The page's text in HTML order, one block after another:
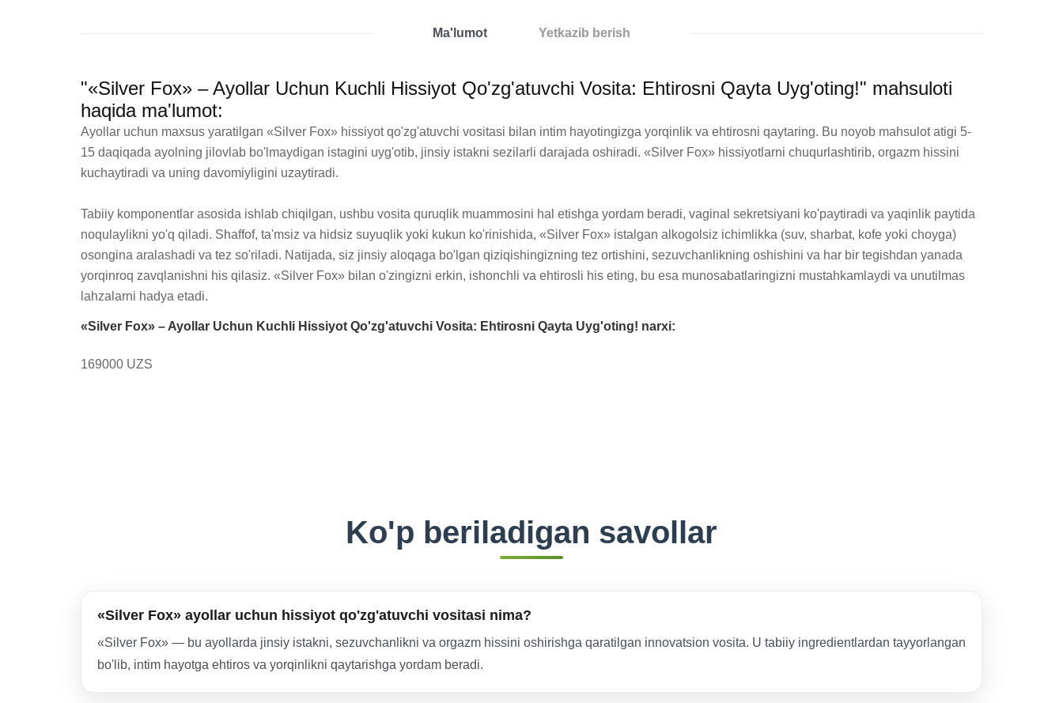
Ma'lumot Yetkazib berish
"«Silver Fox» – Ayollar Uchun Kuchli Hissiyot Qo'zg'atuvchi Vosita: Ehtirosni Qayta Uyg'oting!" mahsuloti
haqida ma'lumot:
Ayollar uchun maxsus yaratilgan «Silver Fox» hissiyot qo'zg'atuvchi vositasi bilan intim hayotingizga yorqinlik va ehtirosni qaytaring. Bu noyob mahsulot atigi 5-
15 daqiqada ayolning jilovlab bo'lmaydigan istagini uyg'otib, jinsiy istakni sezilarli darajada oshiradi. «Silver Fox» hissiyotlarni chuqurlashtirib, orgazm hissini
kuchaytiradi va uning davomiyligini uzaytiradi.
Tabiiy komponentlar asosida ishlab chiqilgan, ushbu vosita quruqlik muammosini hal etishga yordam beradi, vaginal sekretsiyani ko'paytiradi va yaqinlik paytida
noqulaylikni yo'q qiladi. Shaffof, ta'msiz va hidsiz suyuqlik yoki kukun ko'rinishida, «Silver Fox» istalgan alkogolsiz ichimlikka (suv, sharbat, kofe yoki choyga)
osongina aralashadi va tez so'riladi. Natijada, siz jinsiy aloqaga bo'lgan qiziqishingizning tez ortishini, sezuvchanlikning oshishini va har bir tegishdan yanada
yorqinroq zavqlanishni his qilasiz. «Silver Fox» bilan o'zingizni erkin, ishonchli va ehtirosli his eting, bu esa munosabatlaringizni mustahkamlaydi va unutilmas
lahzalarni hadya etadi.
«Silver Fox» – Ayollar Uchun Kuchli Hissiyot Qo'zg'atuvchi Vosita: Ehtirosni Qayta Uyg'oting! narxi:
169000 UZS
Ko'p beriladigan savollar
«Silver Fox» ayollar uchun hissiyot qo'zg'atuvchi vositasi nima?
«Silver Fox» — bu ayollarda jinsiy istakni, sezuvchanlikni va orgazm hissini oshirishga qaratilgan innovatsion vosita. U tabiiy ingredientlardan tayyorlangan
bo'lib, intim hayotga ehtiros va yorqinlikni qaytarishga yordam beradi.